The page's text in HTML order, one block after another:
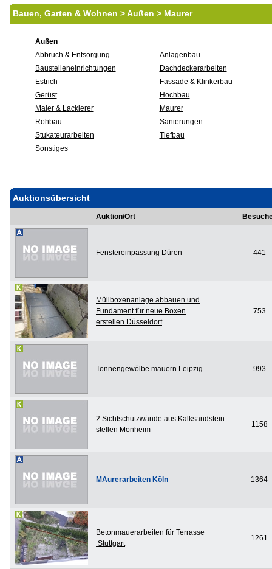
Bauen, Garten & Wohnen > Außen > Maurer
Außen
Abbruch & Entsorgung
Anlagenbau
Baustelleneinrichtungen
Dachdeckerarbeiten
Estrich
Fassade & Klinkerbau
Gerüst
Hochbau
Maler & Lackierer
Maurer
Rohbau
Sanierungen
Stukateurarbeiten
Tiefbau
Sonstiges
Auktionsübersicht
Auktion/Ort
Fenstereinpassung Düren 441
Müllboxenanlage abbauen und
Fundament für neue Boxen
erstellen Düsseldorf
753
Tonnengewölbe mauern Leipzig 993
2 Sichtschutzwände aus Kalksandstein
stellen Monheim
1158
MAurerarbeiten Köln 1364
Betonmauerarbeiten für Terrasse
Stuttgart
1261